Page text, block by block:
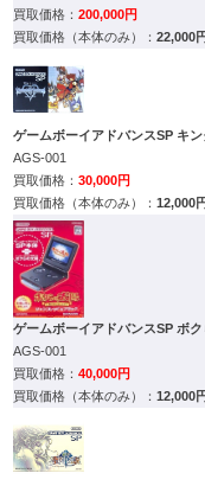
200,000円
22,000円
ゲームボーイアドバンスSP キ
AGS-001
30,000円
12,000円
ゲームボーイアドバンスSP ボ
AGS-001
40,000円
12,000円